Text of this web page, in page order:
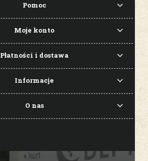
Pomoc
Moje konto
Płatności i dostawa
Informacje
O nas